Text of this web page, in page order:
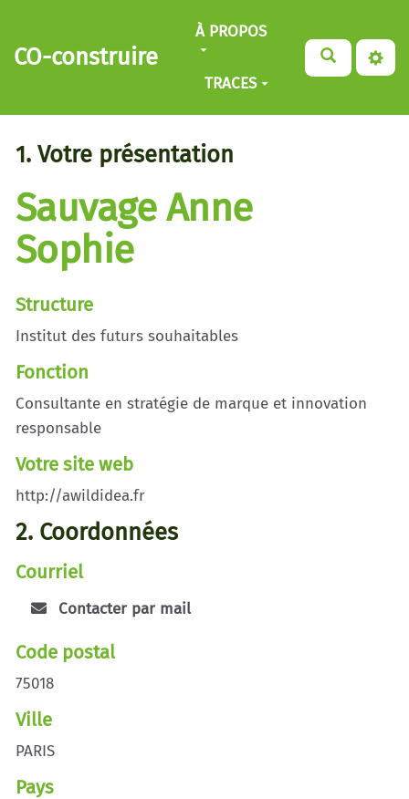
Aller au contenu principal
CO-construire
À PROPOS
TRACES
1. Votre présentation
Sauvage Anne
Sophie
Structure
Institut des futurs souhaitables
Fonction
Consultante en stratégie de marque et innovation
responsable
Votre site web
http://awildidea.fr
2. Coordonnées
Courriel
Contacter par mail
Code postal
75018
Ville
PARIS
Pays